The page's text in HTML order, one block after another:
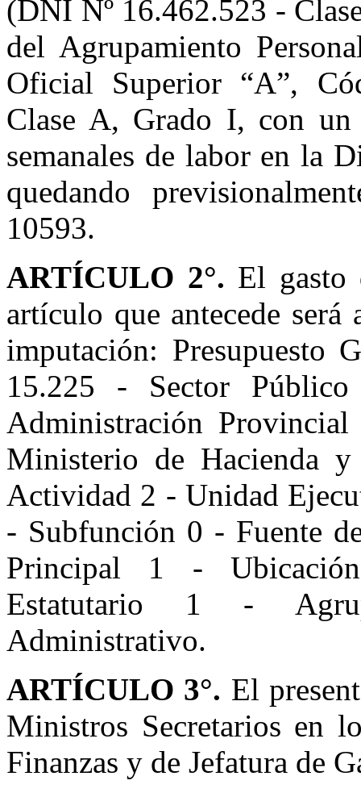
(DNI Nº 16.462.523 -
del Agrupamiento
Oficial Superior “A”,
Clase A, Grado I, con un
semanales de labor en la
quedando
10593.
ARTÍCULO 2°. El gasto
artículo que antecede
imputación: Presupuesto
15.225 - Sector
Administración
Ministerio de Hacienda
Actividad 2 - Unidad
- Subfunción 0 - Fuente
Principal 1 -
Estatutario 1 -
Administrativo.
ARTÍCULO 3°. El
Ministros Secretarios en
Finanzas y de Jefatura de